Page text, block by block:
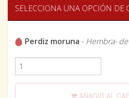
SELECCIONA UNA OPCIÓN DE
Perdiz moruna - Hembra-
AÑADIR AL